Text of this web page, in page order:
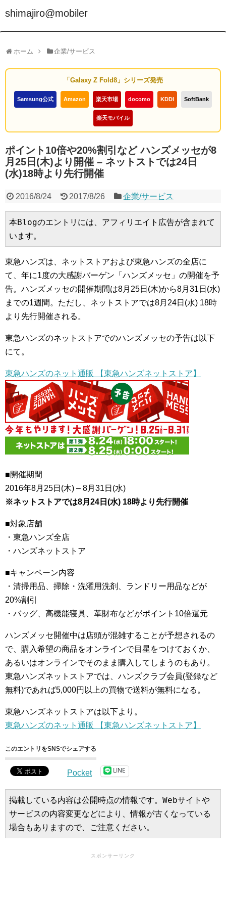
shimajiro@mobiler
ホーム 企業/サービス
「Galaxy Z Fold8」シリーズ発売
Samsung公式 Amazon 楽天市場 docomo KDDI SoftBank
楽天モバイル
ポイント10倍や20%割引など ハンズメッセが8
月25日(木)より開催 – ネットストでは24日
(水)18時より先行開催
2016/8/24 2017/8/26 企業/サービス
本Blogのエントリには、アフィリエイト広告が含まれて
います。
東急ハンズは、ネットストアおよび東急ハンズの全店に
て、年に1度の大感謝バーゲン「ハンズメッセ」の開催を予
告。ハンズメッセの開催期間は8月25日(木)から8月31日(水)
までの1週間。ただし、ネットストアでは8月24日(水) 18時
より先行開催される。
東急ハンズのネットストアでのハンズメッセの予告は以下
にて。
東急ハンズのネット通販 【東急ハンズネットストア】
■開催期間
2016年8月25日(木) – 8月31日(水)
※ネットストアでは8月24日(水) 18時より先行開催
■対象店舗
・東急ハンズ全店
・ハンズネットストア
■キャンペーン内容
・清掃用品、掃除・洗濯用洗剤、ランドリー用品などが
20%割引
・バッグ、高機能寝具、革財布などがポイント10倍還元
ハンズメッセ開催中は店頭が混雑することが予想されるの
で、購入希望の商品をオンラインで目星をつけておくか、
あるいはオンラインでそのまま購入してしまうのもあり。
東急ハンズネットストアでは、ハンズクラブ会員(登録など
無料)であれば5,000円以上の買物で送料が無料になる。
東急ハンズネットストアは以下より。
東急ハンズのネット通販 【東急ハンズネットストア】
このエントリをSNSでシェアする
Pocket LINE
掲載している内容は公開時点の情報です。Webサイトや
サービスの内容変更などにより、情報が古くなっている
場合もありますので、ご注意ください。
スポンサーリンク